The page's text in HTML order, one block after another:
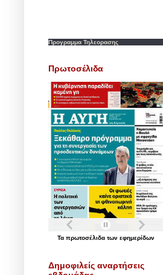
Προγραμμα Τηλεορασης
Πρωτοσέλιδα
Τα πρωτοσέλιδα των εφημερίδων
Δημοφιλείς αναρτήσεις